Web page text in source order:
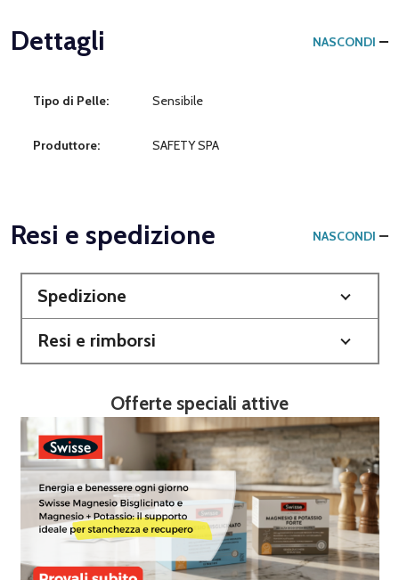
Dettagli NASCONDI
Tipo di Pelle: Sensibile
Produttore: SAFETY SPA
Resi e spedizione NASCONDI
Spedizione
Resi e rimborsi
Offerte speciali attive